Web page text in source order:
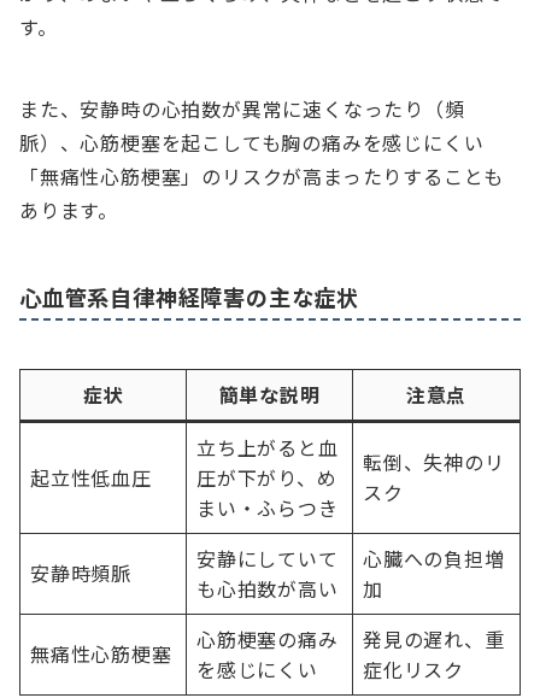
す。
また、安静時の心拍数が異常に速くなったり（頻
脈）、心筋梗塞を起こしても胸の痛みを感じにくい
「無痛性心筋梗塞」のリスクが高まったりすることも
あります。
心血管系自律神経障害の主な症状
症状 簡単な説明 注意点
起立性低血圧
立ち上がると血
圧が下がり、め
まい・ふらつき
転倒、失神のリ
スク
安静時頻脈
安静にしていて
も心拍数が高い
心臓への負担増
加
無痛性心筋梗塞
心筋梗塞の痛み
を感じにくい
発見の遅れ、重
症化リスク